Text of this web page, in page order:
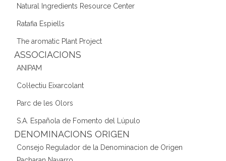
Natural Ingredients Resource Center
Ratafia Espiells
The aromatic Plant Project
ASSOCIACIONS
ANIPAM
Col·lectiu Eixarcolant
Parc de les Olors
S.A. Española de Fomento del Lúpulo
DENOMINACIONS ORIGEN
Consejo Regulador de la Denominacion de Origen